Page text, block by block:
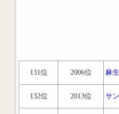
131位 2006位 麻
132位 2013位 サ